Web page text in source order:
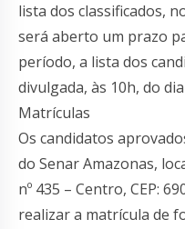
lista dos classificados,
será aberto um prazo
período, a lista dos
divulgada, às 10h, do
Matrículas
Os candidatos
do Senar Amazonas,
nº 435 – Centro, CEP:
realizar a matrícula de